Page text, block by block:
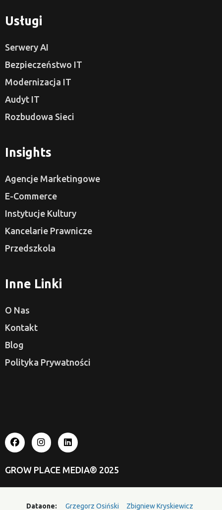
Usługi
Serwery AI
Bezpieczeństwo IT
Modernizacja IT
Audyt IT
Rozbudowa Sieci
Insights
Agencje Marketingowe
E-Commerce
Instytucje Kultury
Kancelarie Prawnicze
Przedszkola
Inne Linki
O Nas
Kontakt
Blog
Polityka Prywatności
GROW PLACE MEDIA® 2025
Dataone: Grzegorz Osiński Zbigniew Kryskiewicz